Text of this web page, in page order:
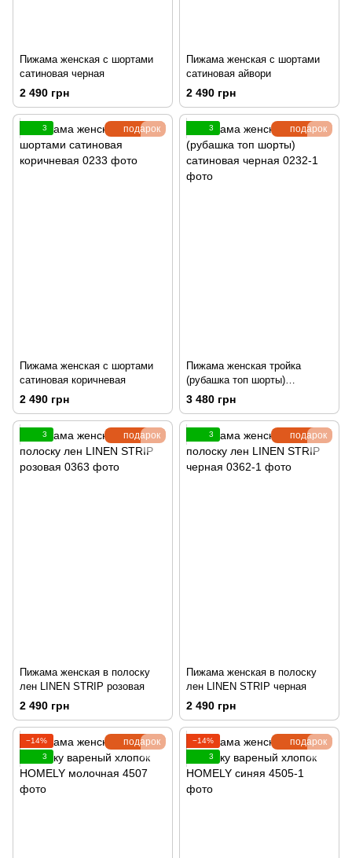
Пижама женская с шортами
сатиновая черная
2 490 грн
Пижама женская с шортами
сатиновая айвори
2 490 грн
подарок
3
Пижама женская с шортами
сатиновая коричневая
2 490 грн
подарок
3
Пижама женская тройка
(рубашка топ шорты)
сатиновая черная
3 480 грн
подарок
3
Пижама женская в полоску
лен LINEN STRIP розовая
2 490 грн
подарок
3
Пижама женская в полоску
лен LINEN STRIP черная
2 490 грн
подарок
−14%
3
подарок
−14%
3